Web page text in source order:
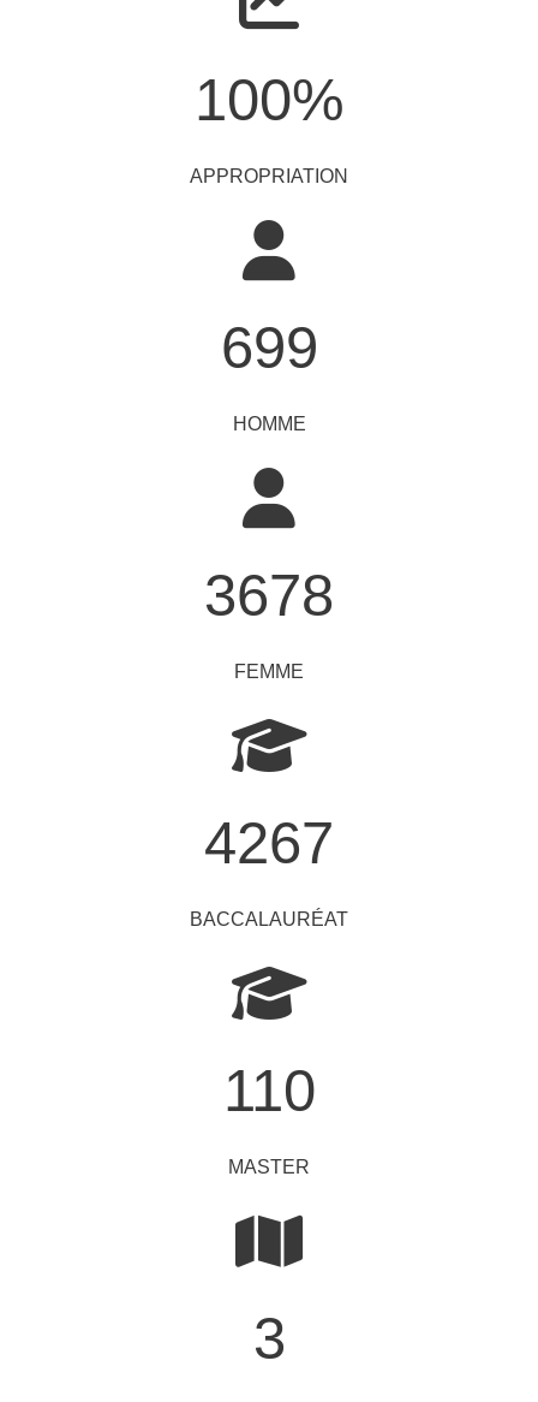
100%
APPROPRIATION
699
HOMME
3678
FEMME
4267
BACCALAURÉAT
110
MASTER
3